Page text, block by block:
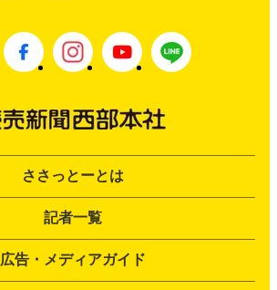
ささっとーとは
記者一覧
広告・メディアガイド